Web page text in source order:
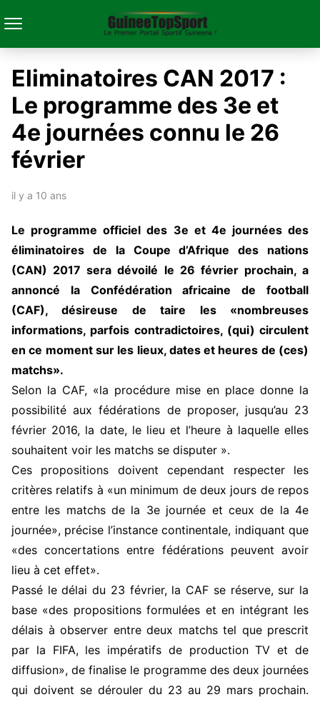
Eliminatoires CAN 2017 :
Le programme des 3e et
4e journées connu le 26
février
il y a 10 ans
Le programme officiel des 3e et 4e journées des
éliminatoires de la Coupe d’Afrique des nations
(CAN) 2017 sera dévoilé le 26 février prochain, a
annoncé la Confédération africaine de football
(CAF), désireuse de taire les «nombreuses
informations, parfois contradictoires, (qui) circulent
en ce moment sur les lieux, dates et heures de (ces)
matchs».
Selon la CAF, «la procédure mise en place donne la
possibilité aux fédérations de proposer, jusqu’au 23
février 2016, la date, le lieu et l’heure à laquelle elles
souhaitent voir les matchs se disputer ».
Ces propositions doivent cependant respecter les
critères relatifs à «un minimum de deux jours de repos
entre les matchs de la 3e journée et ceux de la 4e
journée», précise l’instance continentale, indiquant que
«des concertations entre fédérations peuvent avoir
lieu à cet effet».
Passé le délai du 23 février, la CAF se réserve, sur la
base «des propositions formulées et en intégrant les
délais à observer entre deux matchs tel que prescrit
par la FIFA, les impératifs de production TV et de
diffusion», de finalise le programme des deux journées
qui doivent se dérouler du 23 au 29 mars prochain.